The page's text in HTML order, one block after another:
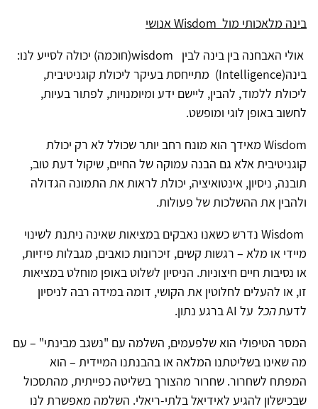
בינה מלאכותי מול Wisdomאנושי
אולי האבחנה בין בינה לבין
wisdom(חוכמה) יכולה לסייע לנו:
בינה(Intelligence) מתייחסת בעיקר ליכולת קוגניטיבית,
ליכולת ללמוד, להבין, ליישם ידע ומיומנויות, לפתור בעיות,
לחשוב באופן לוגי ומופשט.
Wisdom מאידך הוא מונח רחב יותר שכולל לא רק יכולת
קוגניטיבית אלא גם הבנה עמוקה של החיים, שיקול דעת טוב,
תובנה, ניסיון, אינטואיציה, יכולת לראות את התמונה הגדולה
ולהבין את ההשלכות של פעולות.
Wisdom נדרש כשאנו נאבקים במציאות שאינה ניתנת לשינוי
מיידי או מלא – רגשות קשים, זיכרונות כואבים, מגבלות פיזיות,
או נסיבות חיים חיצוניות. הניסיון לשלוט באופן מוחלט במציאות
זו, או להעלים לחלוטין את הקושי, דומה במידה רבה לניסיון
לדעתהכל על AIברגע נתון.
המסר הטיפולי הוא שלפעמים, השלמה עם "נשגב מבינתי" – עם
מה שאינו בשליטתנו המלאה או בהבנתנו המיידית – הוא
המפתח לשחרור. שחרור מהצורך בשליטה כפייתית, מהתסכול
שבכישלון להגיע לאידיאל בלתי-ריאלי. השלמה מאפשרת לנו